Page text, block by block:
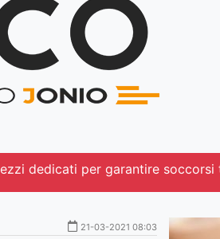
dedicati per garantire soccorsi
21-03-2021 08:03